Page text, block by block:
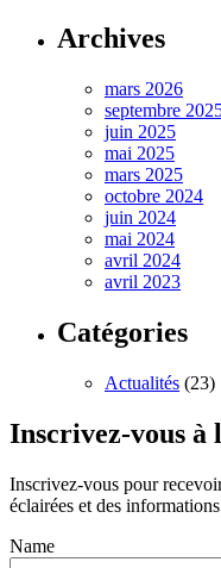
Archives
mars 2026
septembre
juin 2025
mai 2025
mars 2025
octobre 2024
juin 2024
mai 2024
avril 2024
avril 2023
Catégories
Actualités (23)
Inscrivez-vous à
Inscrivez-vous pour
éclairées et des
Name